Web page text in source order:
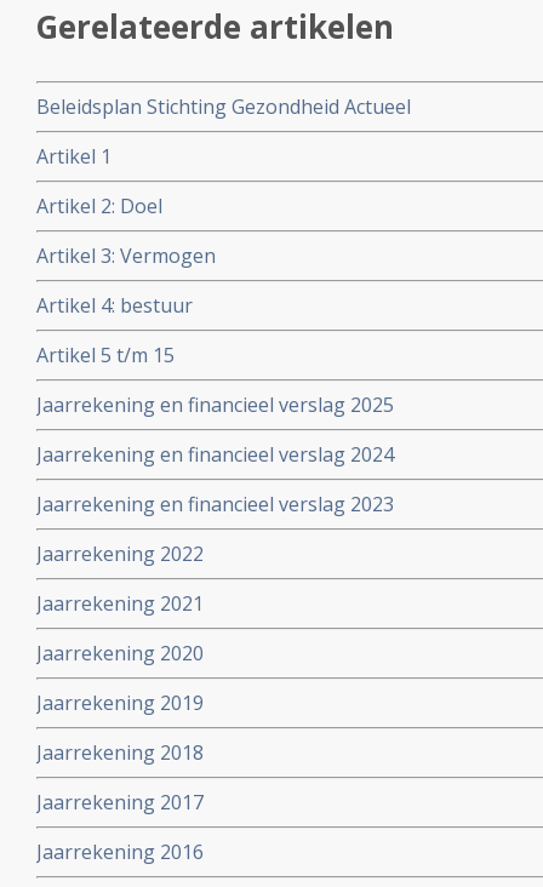
Gerelateerde artikelen
Beleidsplan Stichting Gezondheid Actueel
Artikel 1
Artikel 2: Doel
Artikel 3: Vermogen
Artikel 4: bestuur
Artikel 5 t/m 15
Jaarrekening en financieel verslag 2025
Jaarrekening en financieel verslag 2024
Jaarrekening en financieel verslag 2023
Jaarrekening 2022
Jaarrekening 2021
Jaarrekening 2020
Jaarrekening 2019
Jaarrekening 2018
Jaarrekening 2017
Jaarrekening 2016